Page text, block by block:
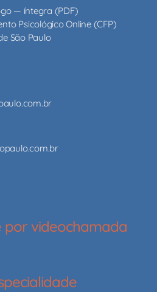
— íntegra (PDF)
Psicológico Online (CFP)
São Paulo
por videochamada